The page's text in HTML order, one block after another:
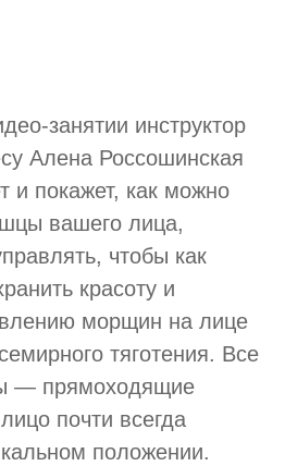
занятии инструктор
Алена Россошинская
и покажет, как можно
вашего лица,
чтобы как
красоту и
морщин на лице
тяготения. Все
— прямоходящие
почти всегда
положении.